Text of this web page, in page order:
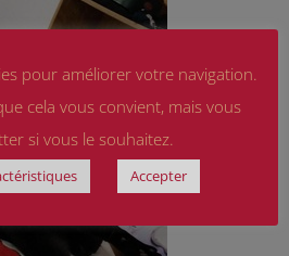
pour améliorer votre navigation.
cela vous convient, mais vous
si vous le souhaitez.
Accepter